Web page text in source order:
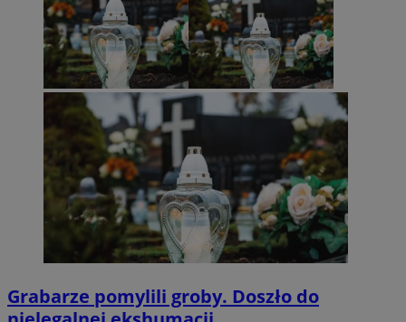
Grabarze pomylili groby. Doszło do